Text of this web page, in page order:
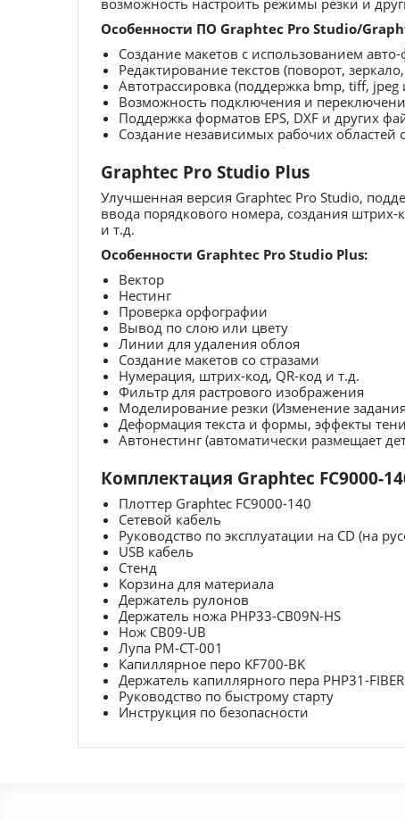
возможность настроить режимы резки и
Особенности ПО Graphtec Pro Studio/
Создание макетов с использованием
Редактирование текстов (поворот,
Автотрассировка (поддержка bmp, tiff,
Возможность подключения и
Поддержка форматов EPS, DXF и других
Создание независимых рабочих областей
Graphtec Pro Studio Plus
Улучшенная версия Graphtec Pro Studio,
ввода порядкового номера, создания
и т.д.
Особенности Graphtec Pro Studio Plus:
Вектор
Нестинг
Проверка орфографии
Вывод по слою или цвету
Линии для удаления облоя
Создание макетов со стразами
Нумерация, штрих-код, QR-код и т.д.
Фильтр для растрового изображения
Моделирование резки (Изменение
Деформация текста и формы, эффекты
Автонестинг (автоматически размещает
Комплектация Graphtec FC9000-
Плоттер Graphtec FC9000-140
Сетевой кабель
Руководство по эксплуатации на CD (на
USB кабель
Стенд
Корзина для материала
Держатель рулонов
Держатель ножа PHP33-CB09N-HS
Нож CB09-UB
Лупа PM-CT-001
Капиллярное перо KF700-BK
Держатель капиллярного пера PHP31-FIBER
Руководство по быстрому старту
Инструкция по безопасности